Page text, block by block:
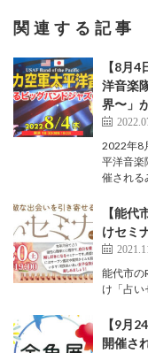
関連する記事
【8月
洋音楽
界〜」
2022年8
平洋音楽
催され
【能
けセミ
能代市の
け「占
【9月
開催さ